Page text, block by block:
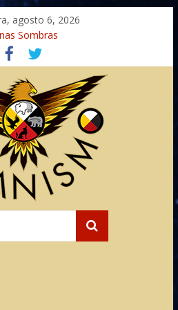
agosto 6, 2026
Sombras
A Jornada do Espírito Ancestral
Universal
Espiritual – Crescimento
na Cura